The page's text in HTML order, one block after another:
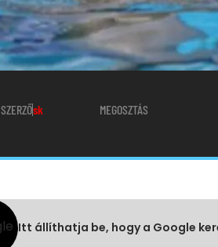
SZERZŐsk MEGOSZTÁS
Itt állíthatja be, hogy a Google